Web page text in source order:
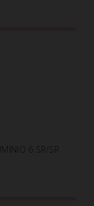
6 SR/SR